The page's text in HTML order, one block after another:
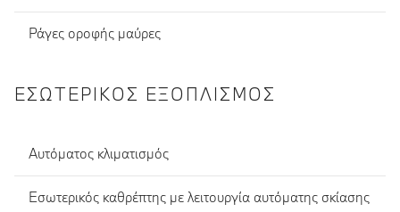
Ράγες οροφής μαύρες
ΕΣΩΤΕΡΙΚΌΣ ΕΞΟΠΛΙΣΜΌΣ
Αυτόματος κλιματισμός
Εσωτερικός καθρέπτης με λειτουργία αυτόματης σκίασης